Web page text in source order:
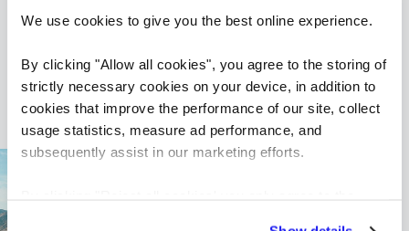
We use cookies to give you the best online experience.
By clicking "Allow all cookies", you agree to the storing of
strictly necessary cookies on your device, in addition to
cookies that improve the performance of our site, collect
usage statistics, measure ad performance, and
subsequently assist in our marketing efforts.
industrias a nivel mundial y contamos con empleos
oficina más cercana y contacta a un consultor de
reclutamiento especializado hoy para encontrar al
candidato ideal o tu próximo rol.